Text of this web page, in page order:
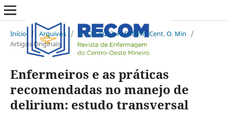
Início / Arquivos / v. 12 (2022): R. Enferm. Cent. O. Min
/
Artigos Originais
Enfermeiros e as práticas
recomendadas no manejo de
delirium: estudo transversal